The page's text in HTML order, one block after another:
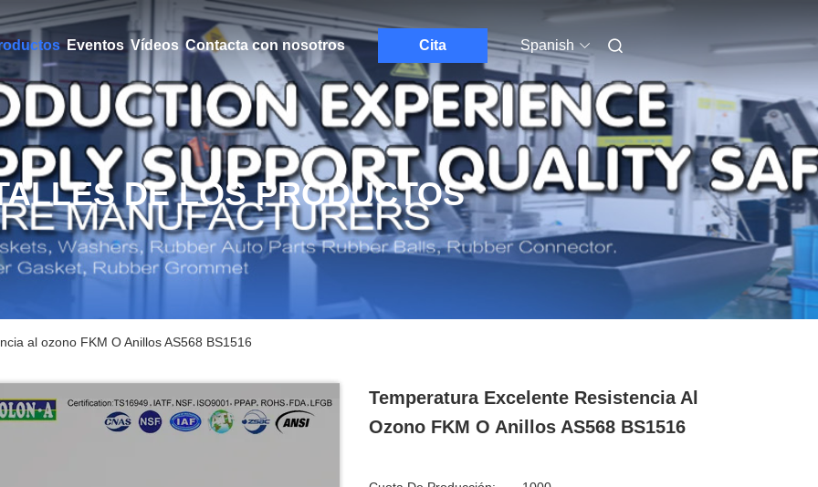
Eventos Vídeos Contacta con nosotros Cita Spanish
DE LOS PRODUCTOS
al ozono FKM O Anillos AS568 BS1516
Temperatura Excelente Resistencia Al
Ozono FKM O Anillos AS568 BS1516